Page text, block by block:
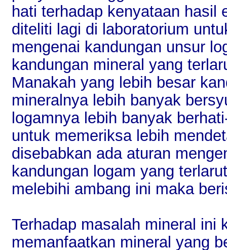
hati terhadap kenyataan hasil
diteliti lagi di laboratorium
mengenai kandungan unsur
kandungan mineral yang
Manakah yang lebih besar
mineralnya lebih banyak
logamnya lebih banyak
untuk memeriksa lebih
disebabkan ada aturan
kandungan logam yang
melebihi ambang ini maka
Terhadap masalah mineral ini
memanfaatkan mineral yang